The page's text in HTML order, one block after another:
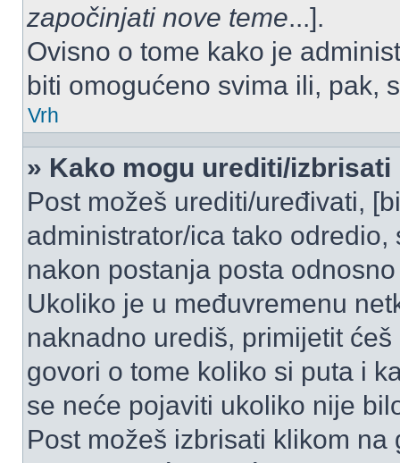
započinjati nove teme...].
Ovisno o tome kako je
biti omogućeno svima ili, pak,
Vrh
» Kako mogu urediti/izbrisati
Post možeš urediti/uređivati,
administrator/ica tako
nakon postanja posta
Ukoliko je u međuvremenu
naknadno urediš, primijetit
govori o tome koliko si puta i
se neće pojaviti ukoliko nije
Post možeš izbrisati klikom